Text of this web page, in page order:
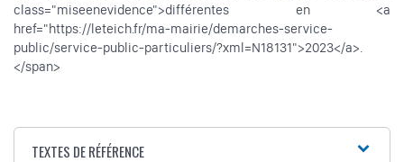
class="miseenevidence">différentes en <a
href="https://leteich.fr/ma-mairie/demarches-service-
public/service-public-particuliers/?xml=N18131">2023</a>.
</span>
TEXTES DE RÉFÉRENCE